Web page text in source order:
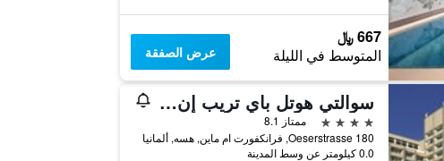
667 ﷼
المتوسط في الليلة عرض الصفقة
سوالتي هوتل باي تريب إن فرانكفورت ميسي
4 نجوم
ممتاز 8.1
Oeserstrasse 180, فرانكفورت ام ماين, هسه, ألمانيا
0.0 كيلومتر عن وسط المدينة